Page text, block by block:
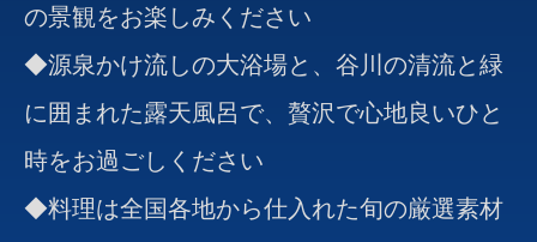
の景観をお楽しみください
◆源泉かけ流しの大浴場と、谷川の清流と緑
に囲まれた露天風呂で、贅沢で心地良いひと
時をお過ごしください
◆料理は全国各地から仕入れた旬の厳選素材